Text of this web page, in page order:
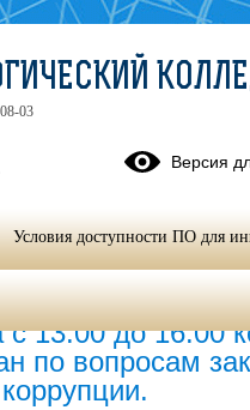
с 13.00 до 16.00
по вопросам
03
Версия
Условия доступности ПО для